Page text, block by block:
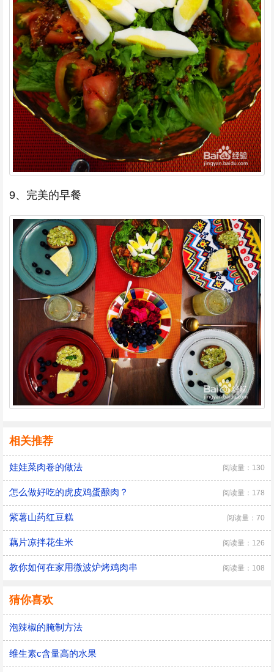
9、完美的早餐
相关推荐
娃娃菜肉卷的做法 阅读量：130
怎么做好吃的虎皮鸡蛋酿肉？ 阅读量：178
紫薯山药红豆糕 阅读量：70
藕片凉拌花生米 阅读量：126
教你如何在家用微波炉烤鸡肉串 阅读量：108
猜你喜欢
泡辣椒的腌制方法
维生素c含量高的水果